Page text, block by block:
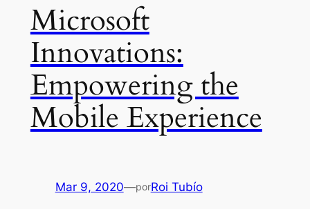
Microsoft
Innovations:
Empowering the
Mobile Experience
Mar 9, 2020—porRoi Tubío